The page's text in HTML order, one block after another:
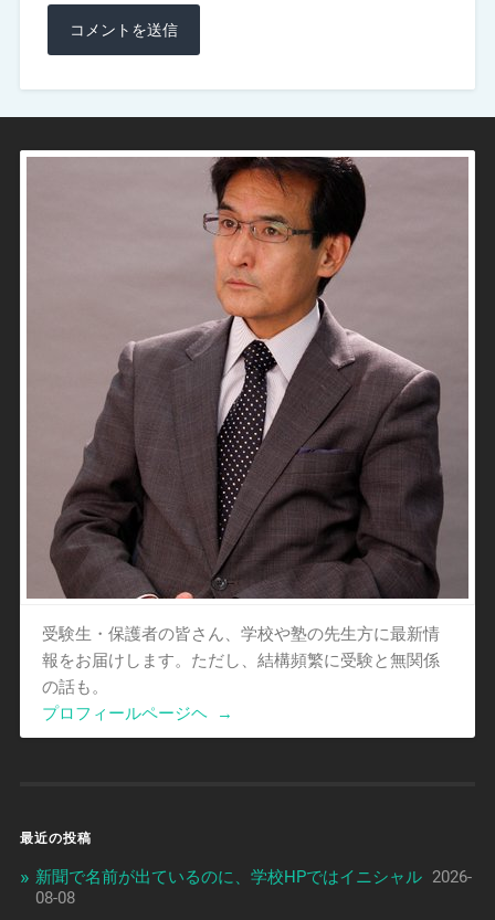
受験生・保護者の皆さん、学校や塾の先生方に最新情
報をお届けします。ただし、結構頻繁に受験と無関係
の話も。
プロフィールページヘ
→
最近の投稿
新聞で名前が出ているのに、学校HPではイニシャル 2026-
08-08